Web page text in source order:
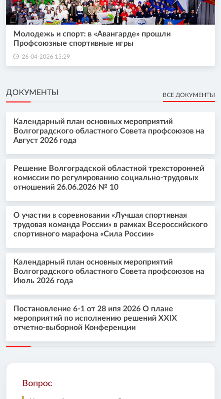
Молодежь и спорт: в «Авангарде» прошли
Профсоюзные спортивные игры
26-04-2026 13:29
ДОКУМЕНТЫ ВСЕ ДОКУМЕНТЫ
Календарный план основных мероприятий
Волгоградского областного Совета профсоюзов на
Август 2026 года
Решение Волгоградской областной трехсторонней
комиссии по регулированию социально-трудовых
отношений 26.06.2026 № 10
О участии в соревновании «Лучшая спортивная
трудовая команда России» в рамках Всероссийского
спортивного марафона «Сила России»
Календарный план основных мероприятий
Волгоградского областного Совета профсоюзов на
Июль 2026 года
Постановление 6-1 от 28 ипя 2026 О плане
мероприятий по исполнению решений XXIX
отчетно-выборной Конференции
Вопрос